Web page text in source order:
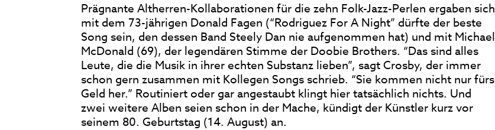
Prägnante Altherren-Kollaborationen für die zehn Folk-Jazz-Perlen ergaben sich
mit dem 73-jährigen Donald Fagen (“Rodriguez For A Night” dürfte der beste
Song sein, den dessen Band Steely Dan nie aufgenommen hat) und mit Michael
McDonald (69), der legendären Stimme der Doobie Brothers. “Das sind alles
Leute, die die Musik in ihrer echten Substanz lieben”, sagt Crosby, der immer
schon gern zusammen mit Kollegen Songs schrieb. “Sie kommen nicht nur fürs
Geld her.” Routiniert oder gar angestaubt klingt hier tatsächlich nichts. Und
zwei weitere Alben seien schon in der Mache, kündigt der Künstler kurz vor
seinem 80. Geburtstag (14. August) an.